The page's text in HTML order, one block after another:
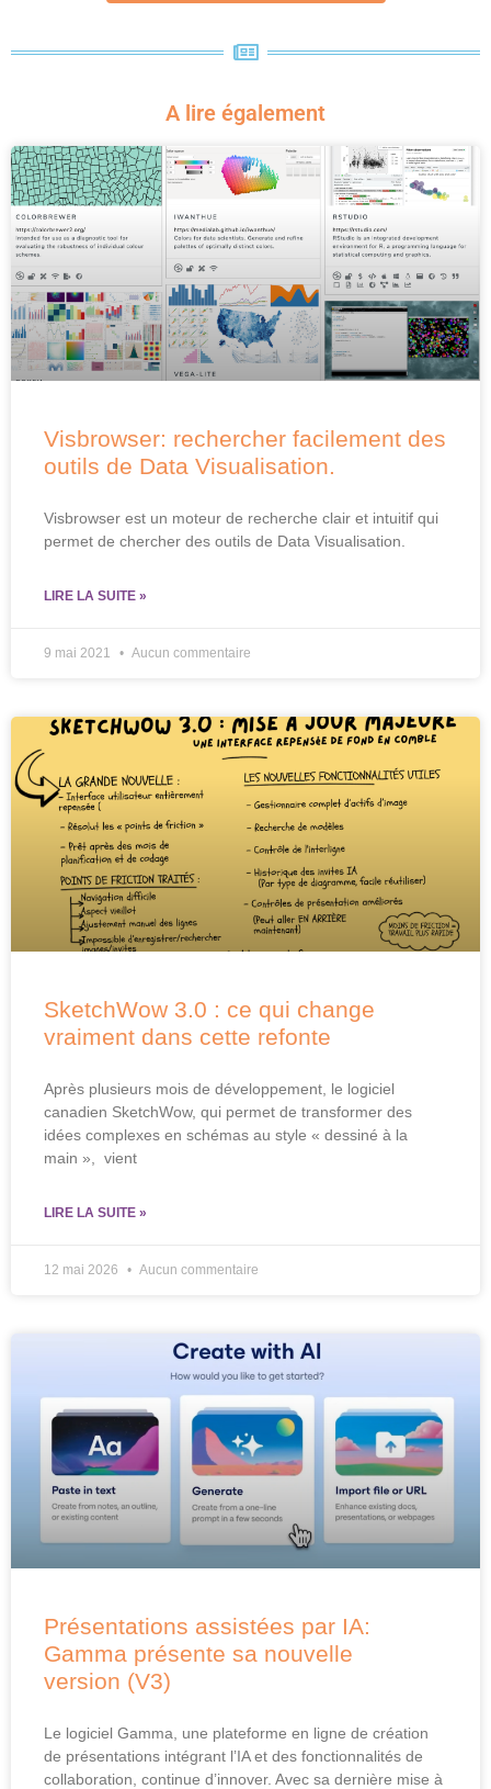
A lire également
Visbrowser: rechercher facilement des
outils de Data Visualisation.
Visbrowser est un moteur de recherche clair et intuitif qui
permet de chercher des outils de Data Visualisation.
LIRE LA SUITE »
9 mai 2021 Aucun commentaire
SketchWow 3.0 : ce qui change
vraiment dans cette refonte
Après plusieurs mois de développement, le logiciel
canadien SketchWow, qui permet de transformer des
idées complexes en schémas au style « dessiné à la
main », vient
LIRE LA SUITE »
12 mai 2026 Aucun commentaire
Présentations assistées par IA:
Gamma présente sa nouvelle
version (V3)
Le logiciel Gamma, une plateforme en ligne de création
de présentations intégrant l’IA et des fonctionnalités de
collaboration, continue d’innover. Avec sa dernière mise à